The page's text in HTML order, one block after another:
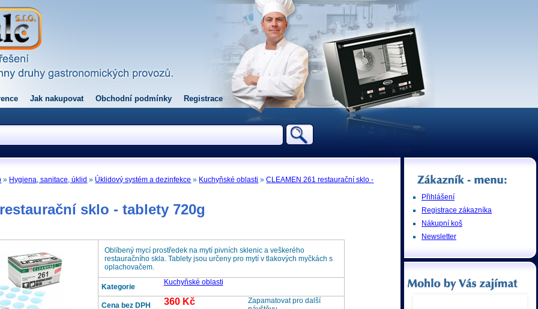
Jak nakupovat Obchodní podmínky Registrace
» Hygiena, sanitace, úklid » Úklidový systém a dezinfekce » Kuchyňské oblasti »CLEAMEN 261 restaurační sklo -
sklo - tablety 720g
Oblíbený mycí prostředek na mytí pivních sklenic a veškerého
restauračního skla. Tablety jsou určeny pro mytí v tlakových myčkách s
oplachovačem.
Kategorie
Kuchyňské oblasti
Cena bez DPH 360 Kč
Zapamatovat pro další
Přihlášení
Registrace zákazníka
Nákupní koš
Newsletter